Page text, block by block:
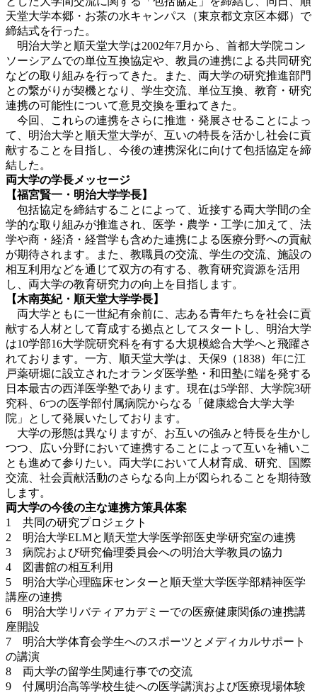
天堂大学本郷・お茶の水キャンパス（東京都文京区本郷）で
締結式を行った。
明治大学と順天堂大学は2002年7月から、首都大学院コン
ソーシアムでの単位互換協定や、教員の連携による共同研究
などの取り組みを行ってきた。また、両大学の研究推進部門
との繋がりが契機となり、学生交流、単位互換、教育・研究
連携の可能性について意見交換を重ねてきた。
今回、これらの連携をさらに推進・発展させることによっ
て、明治大学と順天堂大学が、互いの特長を活かし社会に貢
献することを目指し、今後の連携深化に向けて包括協定を締
結した。
両大学の学長メッセージ
【福宮賢一・明治大学学長】
包括協定を締結することによって、近接する両大学間の全
学的な取り組みが推進され、医学・農学・工学に加えて、法
学や商・経済・経営学も含めた連携による医療分野への貢献
が期待されます。また、教職員の交流、学生の交流、施設の
相互利用などを通じて双方の有する、教育研究資源を活用
し、両大学の教育研究力の向上を目指します。
【木南英紀・順天堂大学学長】
両大学ともに一世紀有余前に、志ある青年たちを社会に貢
献する人材として育成する拠点としてスタートし、明治大学
は10学部16大学院研究科を有する大規模総合大学へと飛躍さ
れております。一方、順天堂大学は、天保9（1838）年に江
戸薬研堀に設立されたオランダ医学塾・和田塾に端を発する
日本最古の西洋医学塾であります。現在は5学部、大学院3研
究科、6つの医学部付属病院からなる「健康総合大学大学
院」として発展いたしております。
大学の形態は異なりますが、お互いの強みと特長を生かし
つつ、広い分野において連携することによって互いを補いこ
とも進めて参りたい。両大学において人材育成、研究、国際
交流、社会貢献活動のさらなる向上が図られることを期待致
します。
両大学の今後の主な連携方策具体案
1 共同の研究プロジェクト
2 明治大学ELMと順天堂大学医学部医史学研究室の連携
3 病院および研究倫理委員会への明治大学教員の協力
4 図書館の相互利用
5 明治大学心理臨床センターと順天堂大学医学部精神医学
講座の連携
6 明治大学リバティアカデミーでの医療健康関係の連携講
座開設
7 明治大学体育会学生へのスポーツとメディカルサポート
の講演
8 両大学の留学生関連行事での交流
9 付属明治高等学校生徒への医学講演および医療現場体験